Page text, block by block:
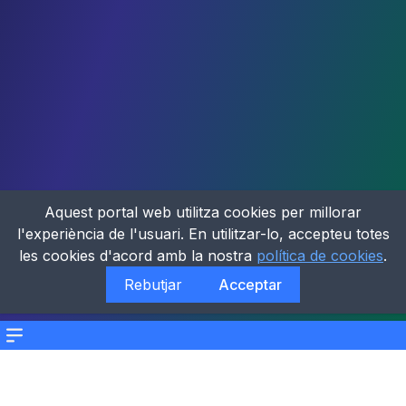
Menu
Aquest portal web utilitza cookies per millorar
l'experiència de l'usuari. En utilitzar-lo, accepteu totes
les cookies d'acord amb la nostra política de cookies.
Rebutjar
Acceptar